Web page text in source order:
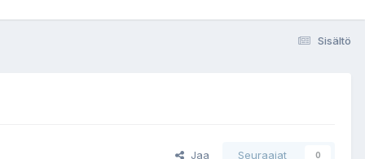
Sisältö
Jaa Seuraajat 0